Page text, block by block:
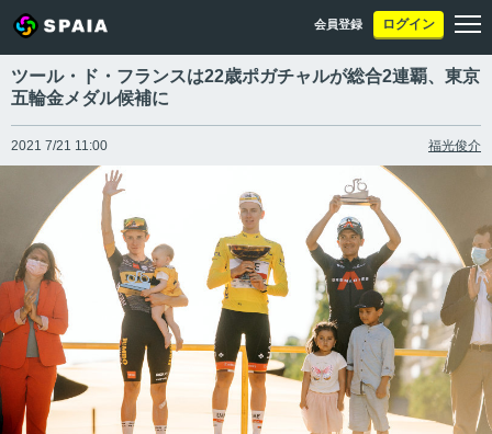
会員登録 ログイン
ツール・ド・フランスは22歳ポガチャルが総合2連覇、東京
五輪金メダル候補に
2021 7/21 11:00 福光俊介